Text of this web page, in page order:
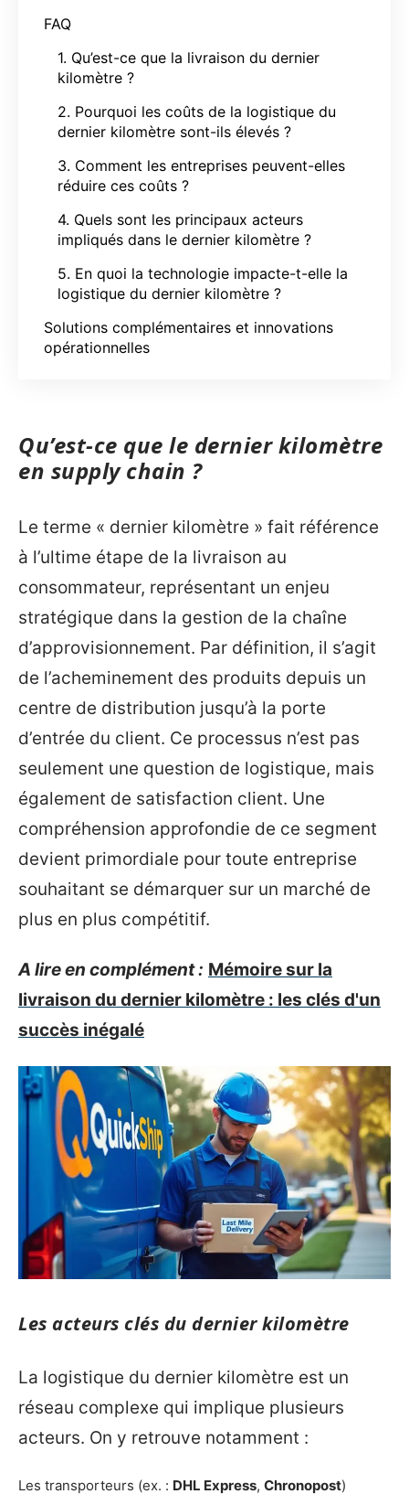
FAQ
1. Qu’est-ce que la livraison du dernier
kilomètre ?
2. Pourquoi les coûts de la logistique du
dernier kilomètre sont-ils élevés ?
3. Comment les entreprises peuvent-elles
réduire ces coûts ?
4. Quels sont les principaux acteurs
impliqués dans le dernier kilomètre ?
5. En quoi la technologie impacte-t-elle la
logistique du dernier kilomètre ?
Solutions complémentaires et innovations
opérationnelles
Qu’est-ce que le dernier kilomètre
en supply chain ?
Le terme « dernier kilomètre » fait référence
à l’ultime étape de la livraison au
consommateur, représentant un enjeu
stratégique dans la gestion de la chaîne
d’approvisionnement. Par définition, il s’agit
de l’acheminement des produits depuis un
centre de distribution jusqu’à la porte
d’entrée du client. Ce processus n’est pas
seulement une question de logistique, mais
également de satisfaction client. Une
compréhension approfondie de ce segment
devient primordiale pour toute entreprise
souhaitant se démarquer sur un marché de
plus en plus compétitif.
A lire en complément : Mémoire sur la
livraison du dernier kilomètre : les clés d'un
succès inégalé
Les acteurs clés du dernier kilomètre
La logistique du dernier kilomètre est un
réseau complexe qui implique plusieurs
acteurs. On y retrouve notamment :
Les transporteurs (ex. : DHL Express, Chronopost)